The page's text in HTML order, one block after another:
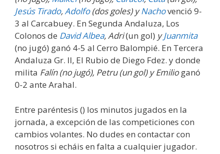
Jesús Tirado,Adolfo(dos goles)yNachovenció 9-
3 al Carcabuey. En Segunda Andaluza, Los
Colonos de David Albea, Adri(un gol) yJuanmita
(no jugó) ganó 4-5 al Cerro Balompié. En Tercera
Andaluza Gr. II, El Rubio de Diego Fdez. y donde
milita Falín (no jugó), Petru (un gol) y Emilioganó
0-2 ante Arahal.
Entre paréntesis () los minutos jugados en la
jornada, a excepción de las competiciones con
cambios volantes. No dudes en contactar con
nosotros si echáis en falta a cualquier jugador.